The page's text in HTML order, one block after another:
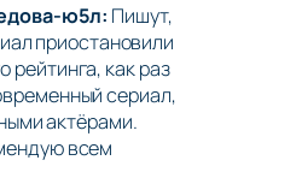
ю5л: Пишут,
приостановили
рейтинга, как раз
сериал,
актёрами.
всем